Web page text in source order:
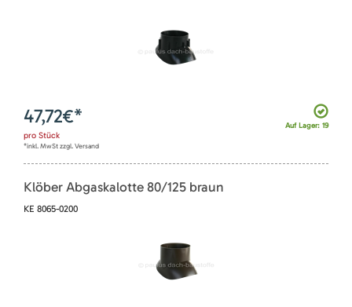
Auf Lager: 19
47,72€*
pro Stück
*inkl. MwSt zzgl. Versand
Klöber Abgaskalotte 80/125 braun
KE 8065-0200